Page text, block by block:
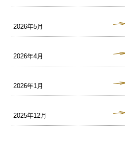
2026年5月
2026年4月
2026年1月
2025年12月